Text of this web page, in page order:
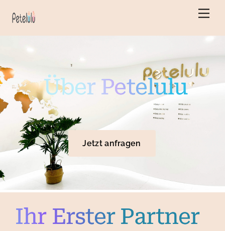
Inhalt
Über Petelulu
Jetzt anfragen
Ihr Erster Partner
Anfang